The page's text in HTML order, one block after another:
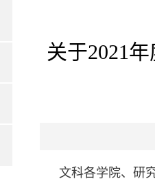
关于2021
文科各学院、研